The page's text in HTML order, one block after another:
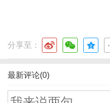
分享至：
最新评论(0)